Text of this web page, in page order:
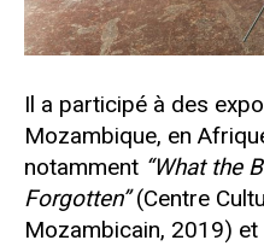
Il a participé à des
Mozambique, en
notamment “What the
Forgotten”(Centre
Mozambicain, 2019) et